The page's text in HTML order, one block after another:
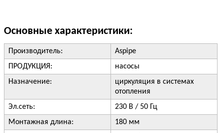
Основные характеристики:
Производитель:
Aspipe
ПРОДУКЦИЯ:
насосы
Назначение:
циркуляция в системах
отопления
Эл.сеть:
230 В / 50 Гц
Монтажная длина:
180 мм